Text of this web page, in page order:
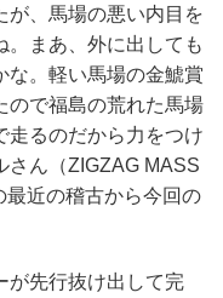
が、馬場の悪い内目を
。まあ、外に出しても
な。軽い馬場の金鯱賞
ので福島の荒れた馬場
走るのだから力をつけ
さん（ZIGZAG MASS
近の稽古から今回の
が先行抜け出して完